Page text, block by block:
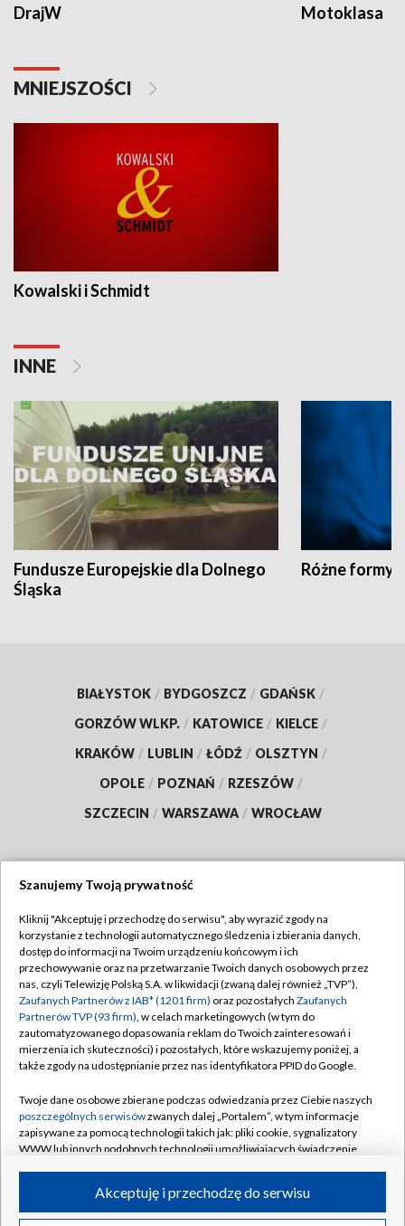
DrajW Motoklasa
MNIEJSZOŚCI
Kowalski i Schmidt
INNE
Fundusze Europejskie dla Dolnego
Śląska
Różne formy
BIAŁYSTOK / BYDGOSZCZ / GDAŃSK /
GORZÓW WLKP. / KATOWICE / KIELCE /
KRAKÓW / LUBLIN / ŁÓDŹ / OLSZTYN /
OPOLE / POZNAŃ / RZESZÓW /
SZCZECIN / WARSZAWA / WROCŁAW
TVP
Abonament TVP
Emisja w TVP
Centrum informacji TVP
Naziemna Telewizja Cyfrowa
Rada Programowa
System NOS
Informacje o nadawcy
Program dla prasy
Regulamin TVP
Polityka prywatności
Moje zgody
Pomoc
Kontakt
Kanały
©2026 Telewizja Polska S.A. w likwidacji
Szanujemy Twoją prywatność
Kliknij "Akceptuję i przechodzę do serwisu", aby wyrazić zgody na
korzystanie z technologii automatycznego śledzenia i zbierania danych,
dostęp do informacji na Twoim urządzeniu końcowym i ich
przechowywanie oraz na przetwarzanie Twoich danych osobowych przez
nas, czyli Telewizję Polską S.A. w likwidacji (zwaną dalej również „TVP”),
Zaufanych Partnerów z IAB* (1201 firm) oraz pozostałych Zaufanych
Partnerów TVP (93 firm), w celach marketingowych (w tym do
zautomatyzowanego dopasowania reklam do Twoich zainteresowań i
mierzenia ich skuteczności) i pozostałych, które wskazujemy poniżej, a
także zgody na udostępnianie przez nas identyfikatora PPID do Google.
Twoje dane osobowe zbierane podczas odwiedzania przez Ciebie naszych
poszczególnych serwisówzwanych dalej „Portalem”, w tym informacje
zapisywane za pomocą technologii takich jak: pliki cookie, sygnalizatory
WWW lub innych podobnych technologii umożliwiających świadczenie
ruchu w Internecie.Akceptuję i przechodzę do serwisu